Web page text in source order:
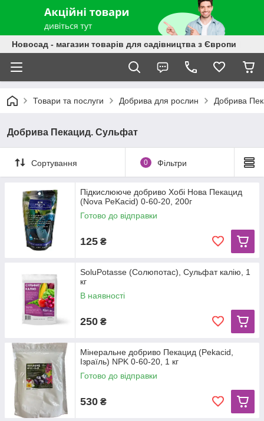
Новосад - магазин товарів для садівництва з Європи
Товари та послуги Добрива для рослин Добрива
Добрива Пекацид. Сульфат
Сортування 0 Фільтри
Підкислююче добриво Хобі Нова Пекацид
(Nova PeKacid) 0-60-20, 200г
Готово до відправки
125 ₴
SoluPotasse (Солюпотас), Сульфат калію, 1
кг
В наявності
250 ₴
Мінеральне добриво Пекацид (Pekacid,
Ізраїль) NPK 0-60-20, 1 кг
Готово до відправки
530 ₴